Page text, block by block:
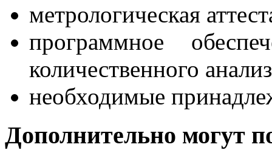
метрологическая
программное
количественного
необходимые
Дополнительно могут